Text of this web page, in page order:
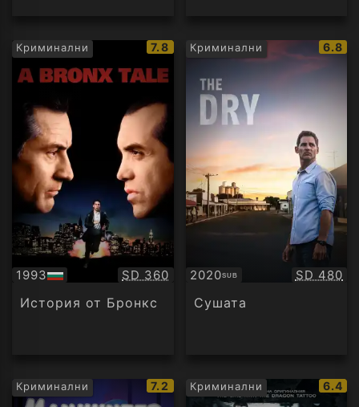
Криминални
IMDb
7.8
1993
БГ
аудио
Качество:
SD 360
История от Бронкс
Криминални
IMDb
6.8
2020SUB
Субтитри SD 480
Сушата
Криминални
IMDb
рейтинг:
7.2 Криминални
IMDb
6.4